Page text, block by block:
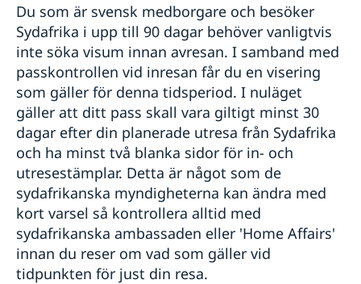
Du som är svensk medborgare och besöker
Sydafrika i upp till 90 dagar behöver vanligtvis
inte söka visum innan avresan. I samband med
passkontrollen vid inresan får du en visering
som gäller för denna tidsperiod. I nuläget
gäller att ditt pass skall vara giltigt minst 30
dagar efter din planerade utresa från Sydafrika
och ha minst två blanka sidor för in- och
utresestämplar. Detta är något som de
sydafrikanska myndigheterna kan ändra med
kort varsel så kontrollera alltid med
sydafrikanska ambassaden eller 'Home Affairs'
innan du reser om vad som gäller vid
tidpunkten för just din resa.